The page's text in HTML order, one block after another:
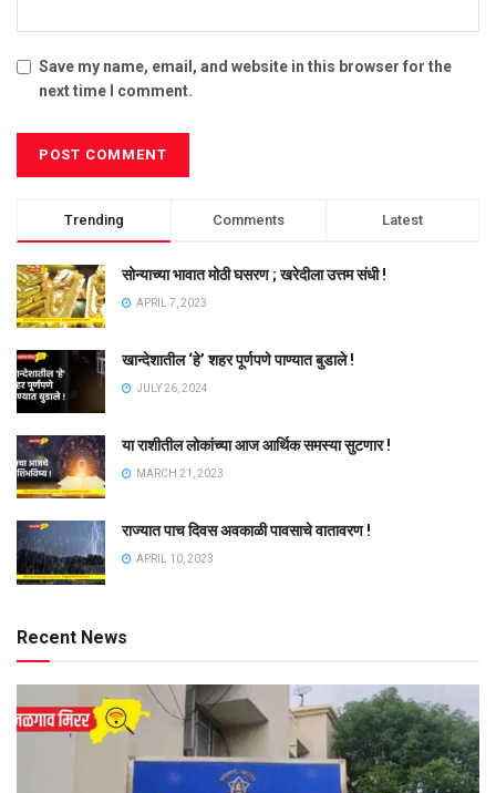
Save my name, email, and website in this browser for the
next time I comment.
Trending Comments Latest
सोन्याच्या भावात मोठी घसरण ; खरेदीला उत्तम संधी !
APRIL 7, 2023
खान्देशातील ‘हे’ शहर पूर्णपणे पाण्यात बुडाले !
JULY 26, 2024
या राशीतील लोकांच्या आज आर्थिक समस्या सुटणार !
MARCH 21, 2023
राज्यात पाच दिवस अवकाळी पावसाचे वातावरण !
APRIL 10, 2023
Recent News